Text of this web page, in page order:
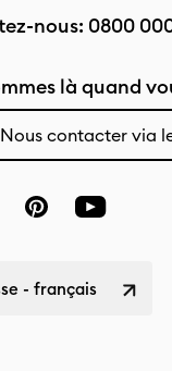
nous: 0800
là quand
Nous contacter via
- français